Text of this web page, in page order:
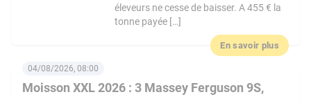
éleveurs ne cesse de baisser. A 455 € la
tonne payée […]
En savoir plus
Moisson XXL 2026 : 3 Massey Ferguson 9S,
04/08/2026, 08:00